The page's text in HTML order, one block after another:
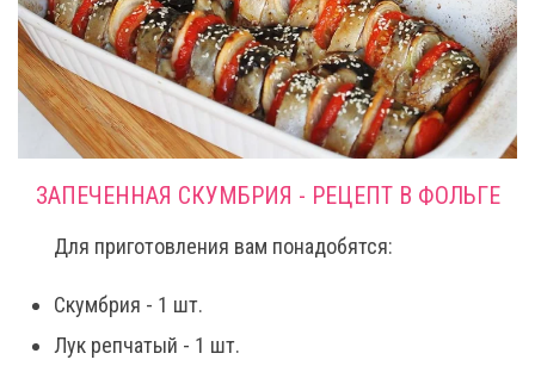
ЗАПЕЧЕННАЯ СКУМБРИЯ - РЕЦЕПТ В ФОЛЬГЕ
Для приготовления вам понадобятся:
Скумбрия - 1 шт.
Лук репчатый - 1 шт.